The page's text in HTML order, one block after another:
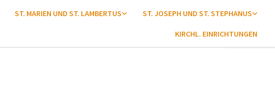
ST. MARIEN UND ST. LAMBERTUS ST. JOSEPH UND ST. STEPHANUS
KIRCHL. EINRICHTUNGEN